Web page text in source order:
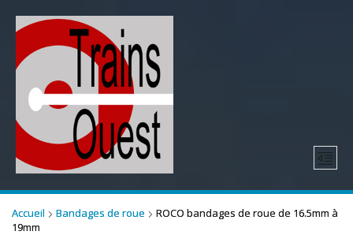
Accueil Bandages de roue
ROCO bandages de roue de 16.5mm à
19mm